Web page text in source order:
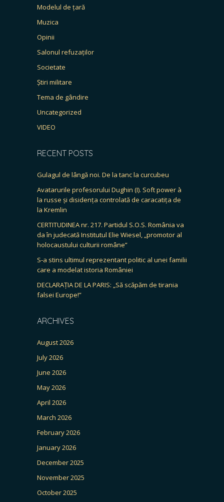
Modelul de țară
Muzica
Opinii
Salonul refuzaților
Societate
Știri militare
Tema de gândire
Uncategorized
VIDEO
RECENT POSTS
Gulagul de lângă noi. De la tanc la curcubeu
Avatarurile profesorului Dughin (I). Soft power à
la russe și disidența controlată de caracatița de
la Kremlin
CERTITUDINEA nr. 217. Partidul S.O.S. România va
da în judecată Institutul Elie Wiesel, „promotor al
holocaustului culturii române”
S-a stins ultimul reprezentant politic al unei familii
care a modelat istoria României
DECLARAȚIA DE LA PARIS: „Să scăpăm de tirania
falsei Europe!”
ARCHIVES
August 2026
July 2026
June 2026
May 2026
April 2026
March 2026
February 2026
January 2026
December 2025
November 2025
October 2025